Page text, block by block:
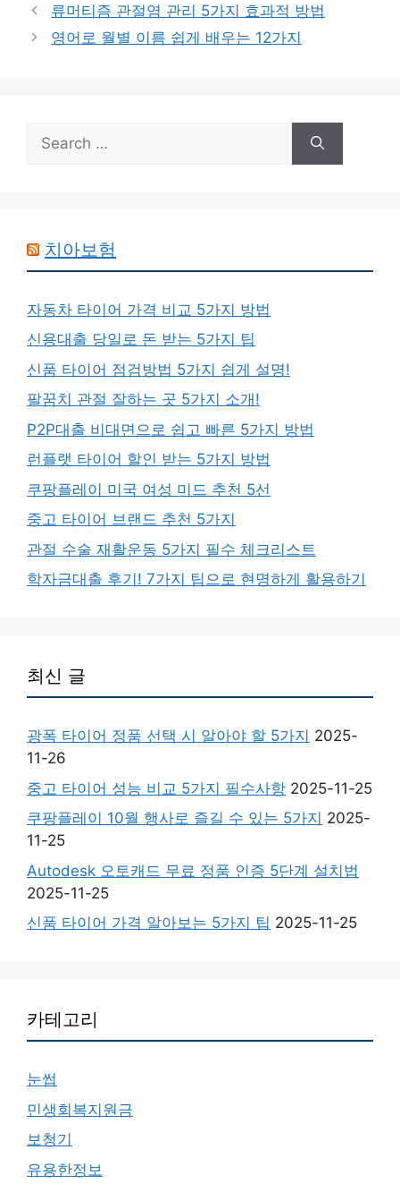
류머티즘 관절염 관리 5가지 효과적 방법
영어로 월별 이름 쉽게 배우는 12가지
for:
치아보험
자동차 타이어 가격 비교 5가지 방법
신용대출 당일로 돈 받는 5가지 팁
신품 타이어 점검방법 5가지 쉽게 설명!
팔꿈치 관절 잘하는 곳 5가지 소개!
P2P대출 비대면으로 쉽고 빠른 5가지 방법
런플랫 타이어 할인 받는 5가지 방법
쿠팡플레이 미국 여성 미드 추천 5선
중고 타이어 브랜드 추천 5가지
관절 수술 재활운동 5가지 필수 체크리스트
학자금대출 후기! 7가지 팁으로 현명하게 활용하기
최신 글
광폭 타이어 정품 선택 시 알아야 할 5가지 2025-
11-26
중고 타이어 성능 비교 5가지 필수사항 2025-11-25
쿠팡플레이 10월 행사로 즐길 수 있는 5가지 2025-
11-25
Autodesk 오토캐드 무료 정품 인증 5단계 설치법
2025-11-25
신품 타이어 가격 알아보는 5가지 팁 2025-11-25
카테고리
눈썹
민생회복지원금
보청기
유용한정보